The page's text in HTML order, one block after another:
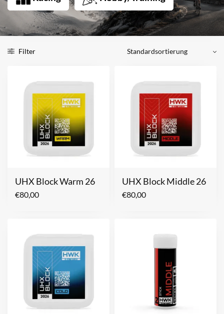
Filter
UHX Block Warm 26
€80,00
UHX Block Middle 26
€80,00